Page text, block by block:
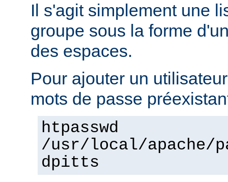
Il s'agit simplement une
groupe sous la forme
des espaces.
Pour ajouter un
mots de passe
htpasswd
/usr/local/apache/
dpitts